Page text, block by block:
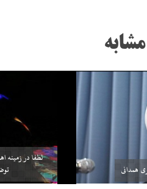
خودش، چيزي را
كني…